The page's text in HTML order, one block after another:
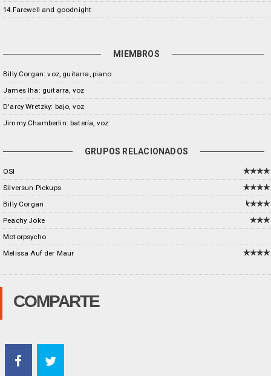
14.Farewell and goodnight
MIEMBROS
Billy Corgan: voz, guitarra, piano
James Iha: guitarra, voz
D'arcy Wretzky: bajo, voz
Jimmy Chamberlin: batería, voz
GRUPOS RELACIONADOS
OSI
Silversun Pickups
Billy Corgan
Peachy Joke
Motorpsycho
Melissa Auf der Maur
COMPARTE